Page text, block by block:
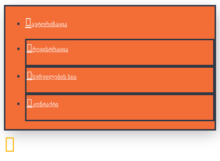
ავტორიზაცია
რეგისტრაცია
სურვილების სია
კონტაქტი